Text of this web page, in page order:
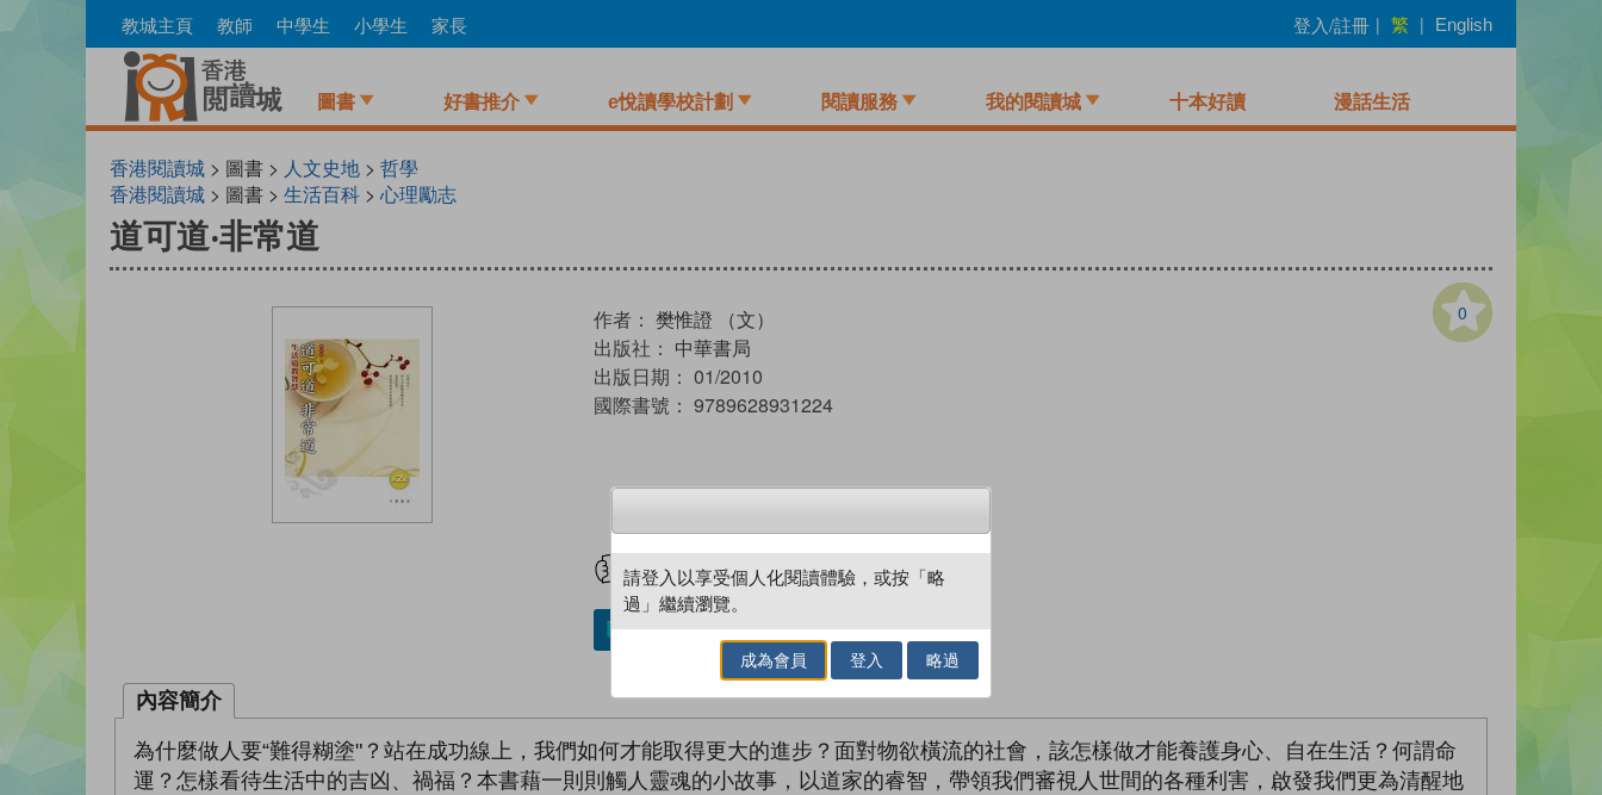
to
教城主頁 教師 中學生 小學生 家長 登入/註冊 | 繁 | English
圖書 好書推介 e悅讀學校計劃 閱讀服務 我的閱讀城 十本好讀 漫話生活
香港閱讀城 > 圖書 > 人文史地 > 哲學
香港閱讀城 > 圖書 > 生活百科 > 心理勵志
道可道‧非常道
0
作者： 樊惟證 （文）
出版社： 中華書局
出版日期： 01/2010
國際書號： 9789628931224
試閲 加入閱讀紀錄
加入／閱讀電子書
內容簡介
為什麼做人要“難得糊塗"？站在成功線上，我們如何才能取得更大的進步？面對物欲橫流的社會，該怎樣做才能養護身心、自在生活？何謂命
運？怎樣看待生活中的吉凶、禍福？本書藉一則則觸人靈魂的小故事，以道家的睿智，帶領我們審視人世間的各種利害，啟發我們更為清醒地
請登入以享受個人化閱讀體驗，或按「略
過」繼續瀏覽。
成為會員 登入 略過